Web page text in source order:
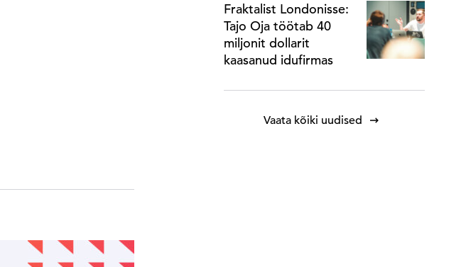
Fraktalist Londonisse:
Tajo Oja töötab 40
miljonit dollarit
kaasanud idufirmas
Vaata kõiki uudised